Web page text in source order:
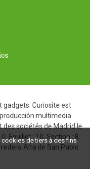
gadgets. Curiosite est
multimedia
des sociétés de Madrid le
Feuillet : 10. Section : 8.
Alta de San Pablo
de tiers à des fins